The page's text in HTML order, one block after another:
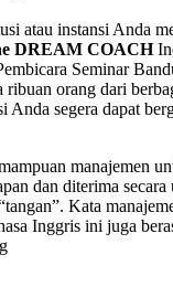
atau instansi Anda
DREAM COACH
Seminar
orang dari
segera dapat
manajemen
dan diterima
Kata
Inggris ini juga